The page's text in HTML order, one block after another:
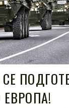
ЕВРОПА!